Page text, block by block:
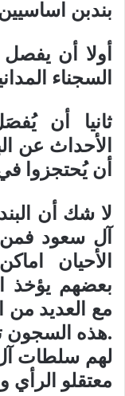
بندبن
أولا أن
السجناء
ثانيا أن
الأحداث عن
أن يُحتجزوا
لا شك أن
آل سعود
الأحيان
بعضهم
مع العديد من
.هذه السجون
لهم سلطات
معتقلو الرأي